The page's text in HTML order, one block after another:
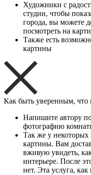
Художники с
студии, чтобы
города, вы можете
посмотреть на
Также есть
картины
Как быть уверенным, что
Напишите автору
фотографию
Так же у некоторых
картины. Вам
вживую увидеть,
интерьере. После
нет. Эта услуга,